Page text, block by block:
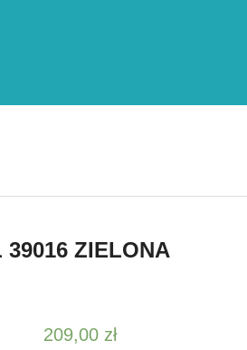
39016 ZIELONA
209,00 zł